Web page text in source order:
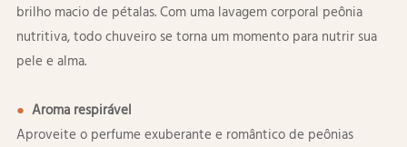
brilho macio de pétalas. Com uma lavagem corporal peônia
nutritiva, todo chuveiro se torna um momento para nutrir sua
pele e alma.
● Aroma respirável
Aproveite o perfume exuberante e romântico de peônias